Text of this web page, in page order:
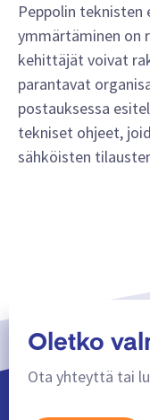
Peppolin
ymmärtäminen on
kehittäjät voivat
parantavat
postauksessa
tekniset ohjeet,
sähköisten
Oletko
Ota yhteyttä tai